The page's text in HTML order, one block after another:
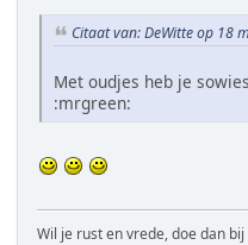
Citaat van: DeWitte op 18
Met oudjes heb je
:mrgreen:
Wil je rust en vrede, doe dan